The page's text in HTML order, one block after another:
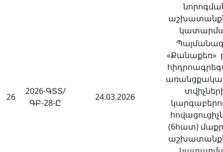
26
2026-ԳՏՏ/
ԳԲ-28-Ը
24.03.2026
«Քանաքեռ»
(6հատ)